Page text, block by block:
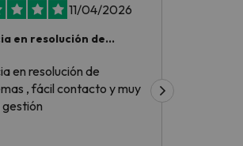
11/04/2026
en resolución de
en resolución de
, fácil contacto y muy